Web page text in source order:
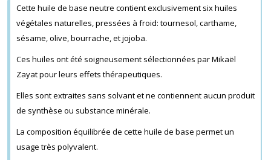
Cette huile de base neutre contient exclusivement six huiles
végétales naturelles, pressées à froid: tournesol, carthame,
sésame, olive, bourrache, et jojoba.
Ces huiles ont été soigneusement sélectionnées par Mikaël
Zayat pour leurs effets thérapeutiques.
Elles sont extraites sans solvant et ne contiennent aucun produit
de synthèse ou substance minérale.
La composition équilibrée de cette huile de base permet un
usage très polyvalent.